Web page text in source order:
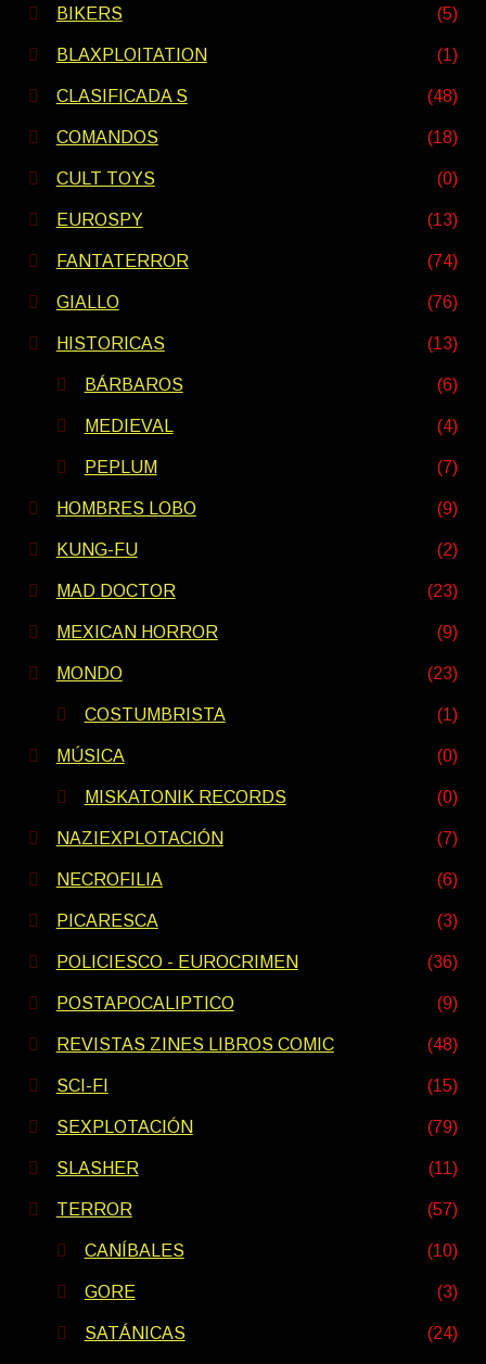
BIKERS (5)
BLAXPLOITATION (1)
CLASIFICADA S (48)
COMANDOS (18)
CULT TOYS (0)
EUROSPY (13)
FANTATERROR (74)
GIALLO (76)
HISTORICAS (13)
BÁRBAROS (6)
MEDIEVAL (4)
PEPLUM (7)
HOMBRES LOBO (9)
KUNG-FU (2)
MAD DOCTOR (23)
MEXICAN HORROR (9)
MONDO (23)
COSTUMBRISTA (1)
MÚSICA (0)
MISKATONIK RECORDS (0)
NAZIEXPLOTACIÓN (7)
NECROFILIA (6)
PICARESCA (3)
POLICIESCO - EUROCRIMEN (36)
POSTAPOCALIPTICO (9)
REVISTAS ZINES LIBROS COMIC (48)
SCI-FI (15)
SEXPLOTACIÓN (79)
SLASHER (11)
TERROR (57)
CANÍBALES (10)
GORE (3)
SATÁNICAS (24)